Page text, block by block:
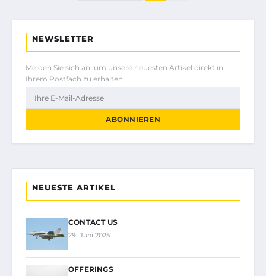
NEWSLETTER
Melden Sie sich an, um unsere neuesten Artikel direkt in
Ihrem Postfach zu erhalten.
ABONNIEREN
NEUESTE ARTIKEL
CONTACT US
29. Juni 2025
OFFERINGS